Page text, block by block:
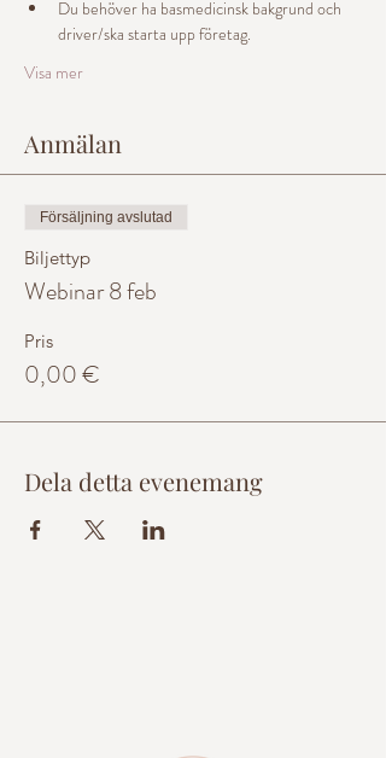
Du behöver ha basmedicinsk bakgrund och
driver/ska starta upp företag.
Visa mer
Anmälan
Försäljning avslutad
Biljettyp
Webinar 8 feb
Pris
0,00 €
Dela detta evenemang